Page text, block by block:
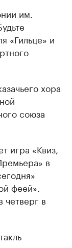
им.
«Гильце» и
хора
союза
игра «Квиз,
в
феей».
четверг в